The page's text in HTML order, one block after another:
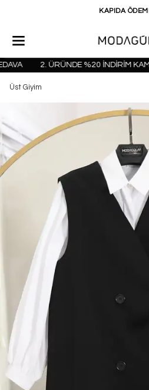
KAPIDA ÖDEME
2. ÜRÜNDE %20 İNDİRİM
Üst Giyim